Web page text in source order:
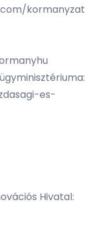
kormanyzat
es-
Hivatal: